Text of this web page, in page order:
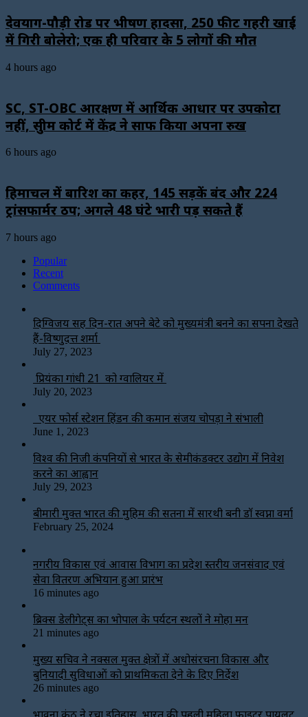
देवप्रयाग-पौड़ी रोड पर भीषण हादसा, 250 फीट गहरी खाई
में गिरी बोलेरो; एक ही परिवार के 5 लोगों की मौत
4 hours ago
SC, ST-OBC आरक्षण में आर्थिक आधार पर उपकोटा
नहीं, सुप्रीम कोर्ट में केंद्र ने साफ किया अपना रुख
6 hours ago
हिमाचल में बारिश का कहर, 145 सड़कें बंद और 224
ट्रांसफार्मर ठप; अगले 48 घंटे भारी पड़ सकते हैं
7 hours ago
Popular
Recent
Comments
दिग्विजय सिंह दिन-रात अपने बेटे को मुख्यमंत्री बनने का सपना देखते
हैं-विष्णुदत्त शर्मा
July 27, 2023
प्रियंका गांधी 21 को ग्वालियर में
July 20, 2023
एयर फोर्स स्टेशन हिंडन की कमान संजय चोपड़ा ने संभाली
June 1, 2023
विश्‍व की निजी कंपनियों से भारत के सेमीकंडक्टर उद्योग में निवेश
करने का आह्वान
July 29, 2023
बीमारी मुक्त भारत की मुहिम की सतना में सारथी बनी डाॅ स्वप्ना वर्मा
February 25, 2024
नगरीय विकास एवं आवास विभाग का प्रदेश स्तरीय जनसंवाद एवं
सेवा वितरण अभियान हुआ प्रारंभ
16 minutes ago
ब्रिक्स डेलीगेट्स का भोपाल के पर्यटन स्थलों ने मोहा मन
21 minutes ago
मुख्य सचिव ने नक्सल मुक्त क्षेत्रों में अधोसंरचना विकास और
बुनियादी सुविधाओं को प्राथमिकता देने के दिए निर्देश
26 minutes ago